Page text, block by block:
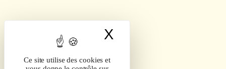
Ce site utilise des cookies et
X